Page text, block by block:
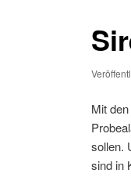
Mit
sollen.
sind in